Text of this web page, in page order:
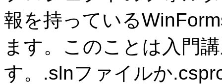
報を持っている
ます。このことは入門
す。.slnファイルか